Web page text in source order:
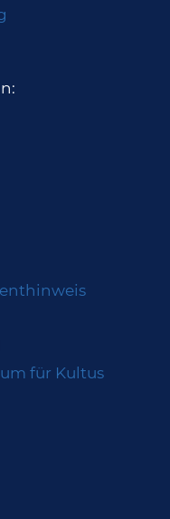
für Kultus